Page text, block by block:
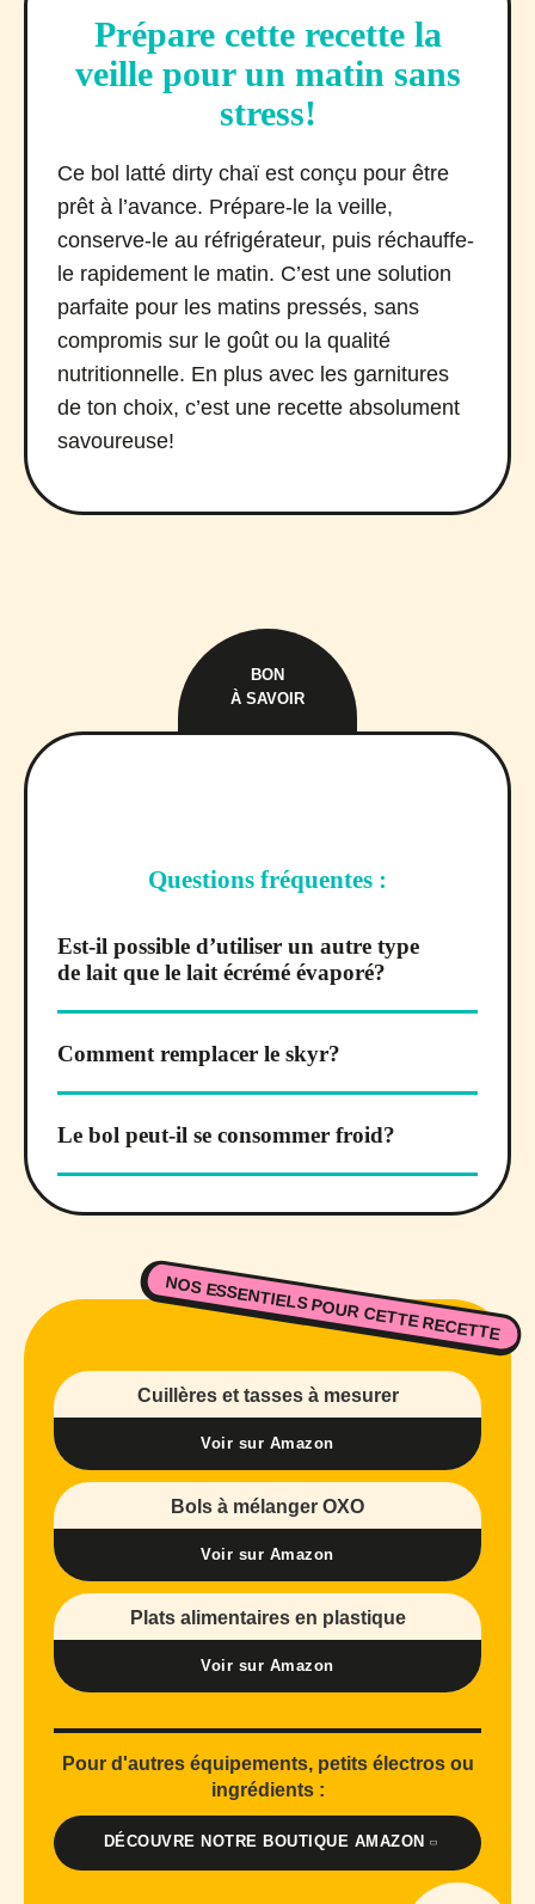
Prépare cette recette la
veille pour un matin sans
stress!
Ce bol latté dirty chaï est conçu pour être
prêt à l’avance. Prépare-le la veille,
conserve-le au réfrigérateur, puis réchauffe-
le rapidement le matin. C’est une solution
parfaite pour les matins pressés, sans
compromis sur le goût ou la qualité
nutritionnelle. En plus avec les garnitures
de ton choix, c’est une recette absolument
savoureuse!
BON
À SAVOIR
Questions fréquentes :
Est-il possible d’utiliser un autre type
de lait que le lait écrémé évaporé?
Comment remplacer le skyr?
Le bol peut-il se consommer froid?
NOS ESSENTIELS POUR CETTE RECETTE
Cuillères et tasses à mesurer
Voir sur Amazon
Bols à mélanger OXO
Voir sur Amazon
Plats alimentaires en plastique
Voir sur Amazon
Pour d'autres équipements, petits électros ou
ingrédients :
DÉCOUVRE NOTRE BOUTIQUE AMAZON